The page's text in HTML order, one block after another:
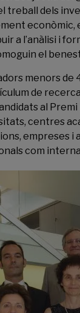
treball dels
econòmic,
a l’anàlisi i
el
menors de
de
al
centres
empreses i
com